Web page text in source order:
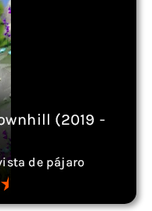
(2019 -
de pájaro